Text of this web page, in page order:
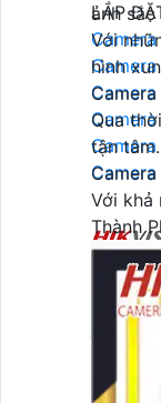
LẮP
Camera
Camera
Lắp
ảnh
Với
hình
Qua
tận tâm.
Với khả
Thành